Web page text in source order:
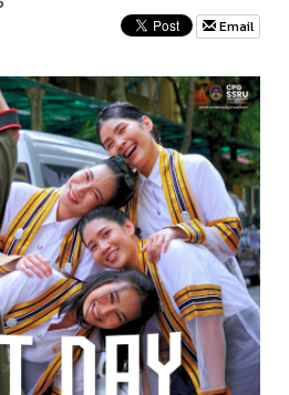
Email